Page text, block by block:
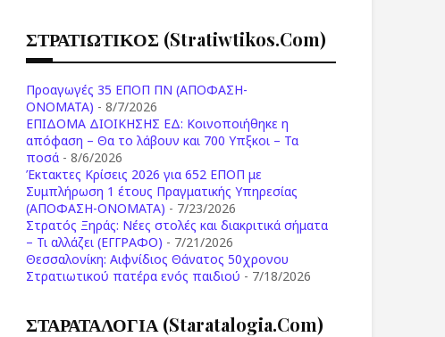
ΣΤΡΑΤΙΩΤΙΚΟΣ (stratiwtikos.com)
Προαγωγές 35 ΕΠΟΠ ΠΝ (ΑΠΟΦΑΣΗ-
ΟΝΟΜΑΤΑ) - 8/7/2026
ΕΠΙΔΟΜΑ ΔΙΟΙΚΗΣΗΣ ΕΔ: Κοινοποιήθηκε η
απόφαση – Θα το λάβουν και 700 Υπξκοι – Τα
ποσά - 8/6/2026
Έκτακτες Κρίσεις 2026 για 652 ΕΠΟΠ με
Συμπλήρωση 1 έτους Πραγματικής Υπηρεσίας
(ΑΠΟΦΑΣΗ-ONOMATA) - 7/23/2026
Στρατός Ξηράς: Νέες στολές και διακριτικά σήματα
– Τι αλλάζει (ΕΓΓΡΑΦΟ) - 7/21/2026
Θεσσαλονίκη: Αιφνίδιος Θάνατος 50χρονου
Στρατιωτικού πατέρα ενός παιδιού - 7/18/2026
ΣΤΑΡΑΤΑΛΟΓΙΑ (staratalogia.com)